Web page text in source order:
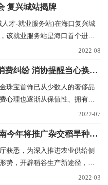
复兴城站揭牌
才-就业服务站)在海口复兴城
该就业服务站是海口首个进驻
2022-08
黄金珠宝首饰以旧换新引发消费纠纷 消协提醒当心换购回购“陷阱”
珠宝首饰已从少数人的奢侈品
心理也逐渐从保值性、拥有性
2022-07
深入推进农业供给侧改革 云南今年将推广杂交稻旱种50万亩
获悉，为深入推进农业供给侧
势，开辟稻谷生产新途径，稳
2022-03